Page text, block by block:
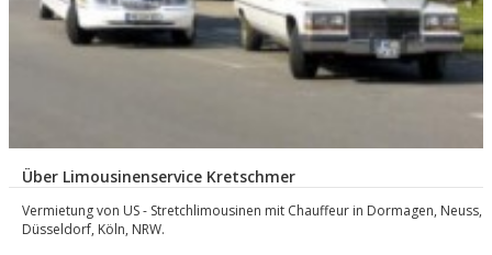
Über Limousinenservice Kretschmer
Vermietung von US - Stretchlimousinen mit Chauffeur in Dormagen, Neuss,
Düsseldorf, Köln, NRW.